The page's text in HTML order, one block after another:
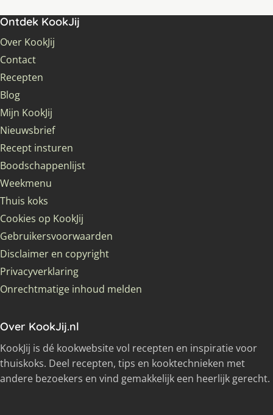
Ontdek KookJij
Over KookJij
Contact
Recepten
Blog
Mijn KookJij
Nieuwsbrief
Recept insturen
Boodschappenlijst
Weekmenu
Thuis koks
Cookies op KookJij
Gebruikersvoorwaarden
Disclaimer en copyright
Privacyverklaring
Onrechtmatige inhoud melden
Over KookJij.nl
KookJij is dé kookwebsite vol recepten en inspiratie voor
thuiskoks. Deel recepten, tips en kooktechnieken met
andere bezoekers en vind gemakkelijk een heerlijk gerecht.